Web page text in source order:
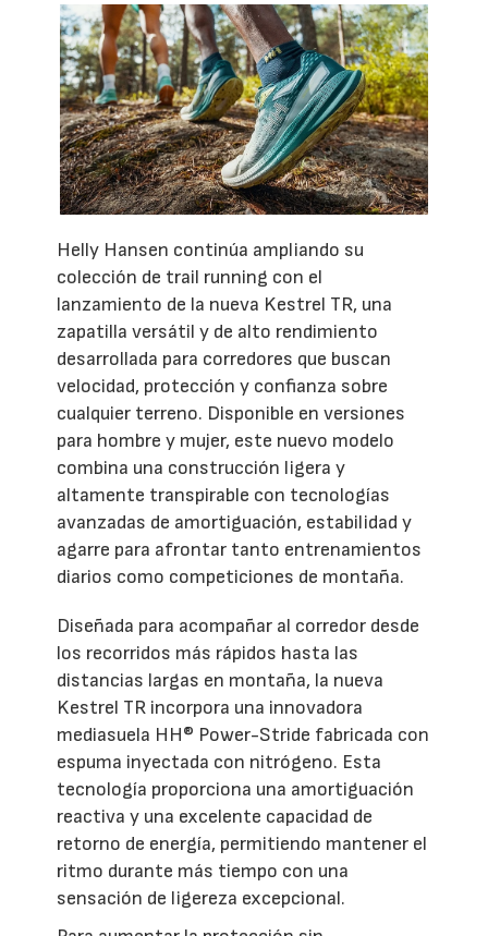
Helly Hansen continúa ampliando su
colección de trail running con el
lanzamiento de la nueva Kestrel TR, una
zapatilla versátil y de alto rendimiento
desarrollada para corredores que buscan
velocidad, protección y confianza sobre
cualquier terreno. Disponible en versiones
para hombre y mujer, este nuevo modelo
combina una construcción ligera y
altamente transpirable con tecnologías
avanzadas de amortiguación, estabilidad y
agarre para afrontar tanto entrenamientos
diarios como competiciones de montaña.
Diseñada para acompañar al corredor desde
los recorridos más rápidos hasta las
distancias largas en montaña, la nueva
Kestrel TR incorpora una innovadora
mediasuela HH® Power-Stride fabricada con
espuma inyectada con nitrógeno. Esta
tecnología proporciona una amortiguación
reactiva y una excelente capacidad de
retorno de energía, permitiendo mantener el
ritmo durante más tiempo con una
sensación de ligereza excepcional.